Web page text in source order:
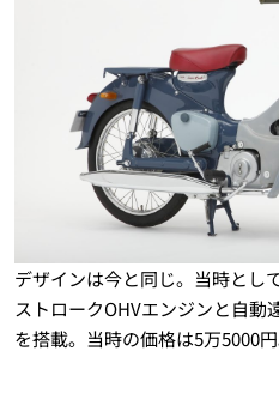
デザインは今と同じ。当時とし
ストロークOHVエンジンと自動
を搭載。当時の価格は5万5000円